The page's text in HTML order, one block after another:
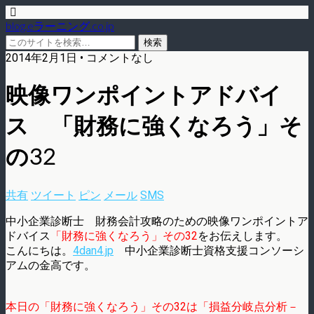
blog.eラーニング.co.jp
2014年2月1日 • コメントなし
映像ワンポイントアドバイ
ス 「財務に強くなろう」そ
の32
共有 ツイート ピン メール SMS
中小企業診断士 財務会計攻略のための映像ワンポイントア
ドバイス 「財務に強くなろう」その32をお伝えします。
こんにちは。 4dan4.jp 中小企業診断士資格支援コンソーシ
アムの金高です。
本日の「財務に強くなろう」その32は「損益分岐点分析－